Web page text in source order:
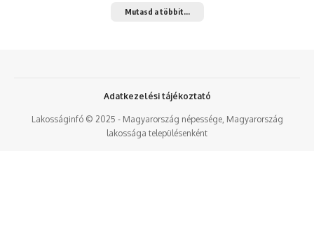
Mutasd a többit...
Lakosságinfó © 2025 - Magyarország népessége, Magyarország
lakossága településenként
Adatkezelési tájékoztató